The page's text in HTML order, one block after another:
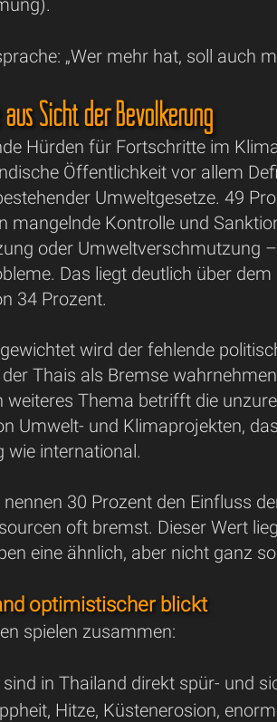
„Wer mehr hat, soll auch
Sicht der Bevölkerung
Hürden für Fortschritte im
Öffentlichkeit vor allem
Umweltgesetze. 49
mangelnde Kontrolle und
oder Umweltverschmutzung
Das liegt deutlich über dem
34 Prozent.
wird der fehlende
Thais als Bremse
weiteres Thema betrifft die
Umwelt- und Klimaprojekten,
wie international.
30 Prozent den Einfluss
oft bremst. Dieser Wert
eine ähnlich, aber nicht ganz
optimistischer blickt
spielen zusammen:
in Thailand direkt spür- und
Hitze, Küstenerosion,